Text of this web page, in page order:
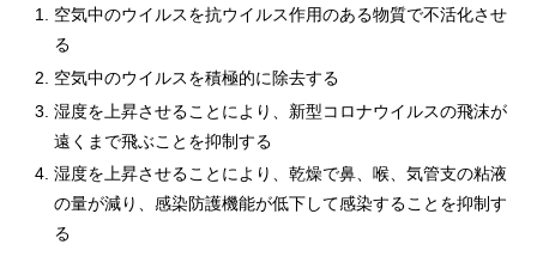
空気中のウイルスを抗ウイルス作用のある物質で不活化させ
る
空気中のウイルスを積極的に除去する
湿度を上昇させることにより、新型コロナウイルスの飛沫が
遠くまで飛ぶことを抑制する
湿度を上昇させることにより、乾燥で鼻、喉、気管支の粘液
の量が減り、感染防護機能が低下して感染することを抑制す
る